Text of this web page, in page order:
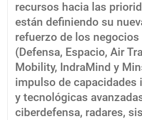
recursos hacia las
están definiendo su
refuerzo de los negocios
(Defensa, Espacio, Air
Mobility, IndraMind y
impulso de capacidades
y tecnológicas
ciberdefensa, radares,